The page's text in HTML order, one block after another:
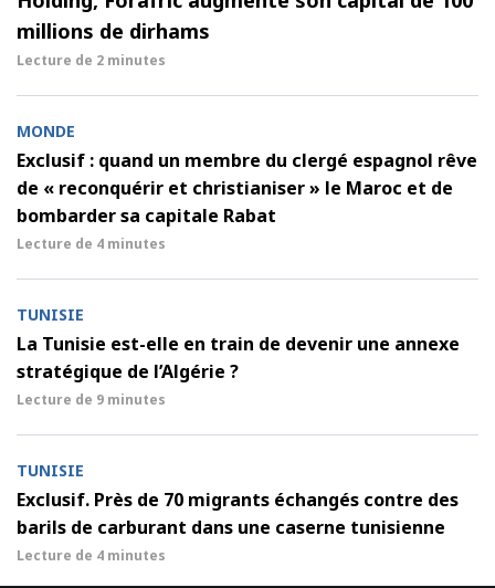
millions de dirhams
Lecture de 2 minutes
MONDE
Exclusif : quand un membre du clergé espagnol rêve
de « reconquérir et christianiser » le Maroc et de
bombarder sa capitale Rabat
Lecture de 4 minutes
TUNISIE
La Tunisie est-elle en train de devenir une annexe
stratégique de l’Algérie ?
Lecture de 9 minutes
TUNISIE
Exclusif. Près de 70 migrants échangés contre des
barils de carburant dans une caserne tunisienne
Lecture de 4 minutes